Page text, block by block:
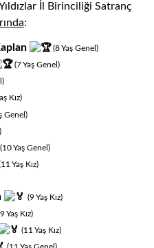
İl Birinciliği Satranç
:
(8Yaş Genel)
(7Yaş Genel)
Kız)
Genel)
(10Yaş Genel)
Yaş Kız)
(9Yaş Kız)
Yaş Kız)
(11 Yaş Kız)